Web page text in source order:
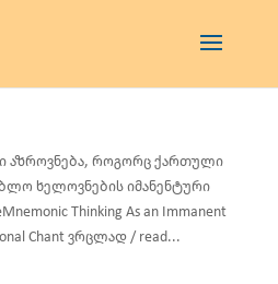
აზროვნება, როგორც ქართული
ხელოვნების იმანენტური
Thinking As an Immanent
Chant ვრცლად / read...